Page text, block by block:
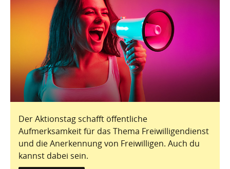
Der Aktionstag schafft öffentliche
Aufmerksamkeit für das Thema Freiwilligendienst
und die Anerkennung von Freiwilligen. Auch du
kannst dabei sein.